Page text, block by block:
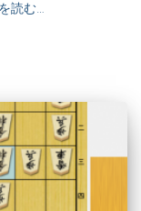
読む…